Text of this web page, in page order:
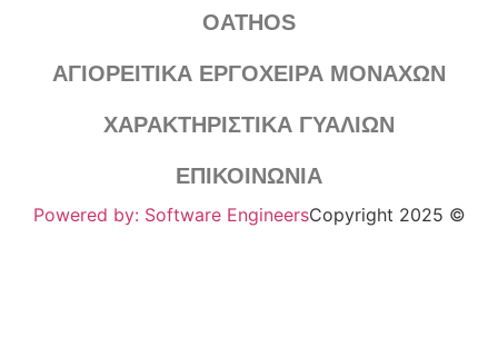
OATHOS
ΑΓΙΟΡΕΙΤΙΚΑ ΕΡΓΟΧΕΙΡΑ ΜΟΝΑΧΩΝ
ΧΑΡΑΚΤΗΡΙΣΤΙΚΑ ΓΥΑΛΙΩΝ
ΕΠΙΚΟΙΝΩΝΙΑ
Powered by: Software EngineersCopyright 2025 ©